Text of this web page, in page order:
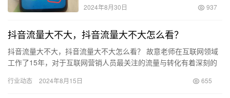
2024年8月30日 937
抖音流量大不大，抖音流量大不大怎么看？
抖音流量大不大，抖音流量大不大怎么看？ 故意老师在互联网领域
工作了15年，对于互联网营销人员最关注的流量与转化有着深刻的
行业动态 2024年8月15日 655